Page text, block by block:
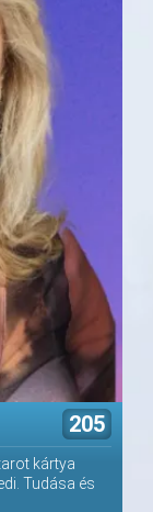
205
kártya
Tudása és